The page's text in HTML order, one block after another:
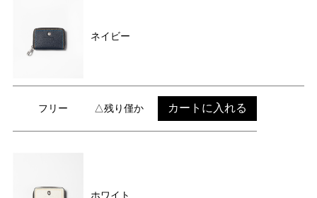
ネイビー
フリー △残り僅か カートに入れる
ホワイト